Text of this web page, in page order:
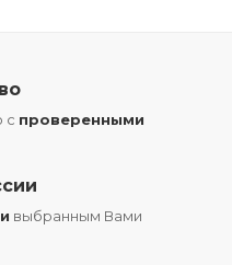
с проверенными
выбранным Вами